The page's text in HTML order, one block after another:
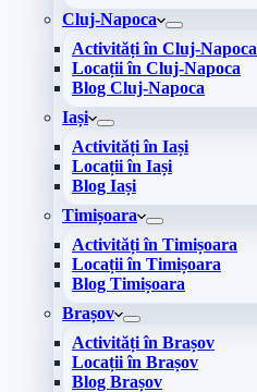
Cluj-Napoca
Activități în Cluj-Napoca
Locații în Cluj-Napoca
Blog Cluj-Napoca
Iași
Activități în Iași
Locații în Iași
Blog Iași
Timișoara
Activități în Timișoara
Locații în Timișoara
Blog Timișoara
Brașov
Activități în Brașov
Locații în Brașov
Blog Brașov